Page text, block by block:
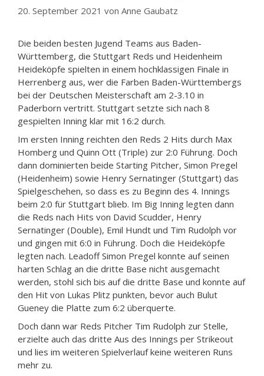
20. September 2021 von Anne Gaubatz
Die beiden besten Jugend Teams aus Baden-
Württemberg, die Stuttgart Reds und Heidenheim
Heideköpfe spielten in einem hochklassigen Finale in
Herrenberg aus, wer die Farben Baden-Württembergs
bei der Deutschen Meisterschaft am 2-3.10 in
Paderborn vertritt. Stuttgart setzte sich nach 8
gespielten Inning klar mit 16:2 durch.
Im ersten Inning reichten den Reds 2 Hits durch Max
Homberg und Quinn Ott (Triple) zur 2:0 Führung. Doch
dann dominierten beide Starting Pitcher, Simon Pregel
(Heidenheim) sowie Henry Sernatinger (Stuttgart) das
Spielgeschehen, so dass es zu Beginn des 4. Innings
beim 2:0 für Stuttgart blieb. Im Big Inning legten dann
die Reds nach Hits von David Scudder, Henry
Sernatinger (Double), Emil Hundt und Tim Rudolph vor
und gingen mit 6:0 in Führung. Doch die Heideköpfe
legten nach. Leadoff Simon Pregel konnte auf seinen
harten Schlag an die dritte Base nicht ausgemacht
werden, stohl sich bis auf die dritte Base und konnte auf
den Hit von Lukas Plitz punkten, bevor auch Bulut
Gueney die Platte zum 6:2 überquerte.
Doch dann war Reds Pitcher Tim Rudolph zur Stelle,
erzielte auch das dritte Aus des Innings per Strikeout
und lies im weiteren Spielverlauf keine weiteren Runs
mehr zu.